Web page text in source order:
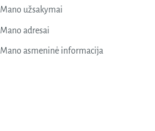
Mano užsakymai
Mano adresai
Mano asmeninė informacija